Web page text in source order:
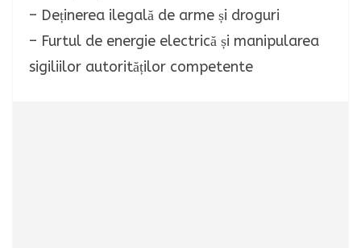
– Deținerea ilegală de arme și droguri
– Furtul de energie electrică și manipularea
sigiliilor autorităților competente